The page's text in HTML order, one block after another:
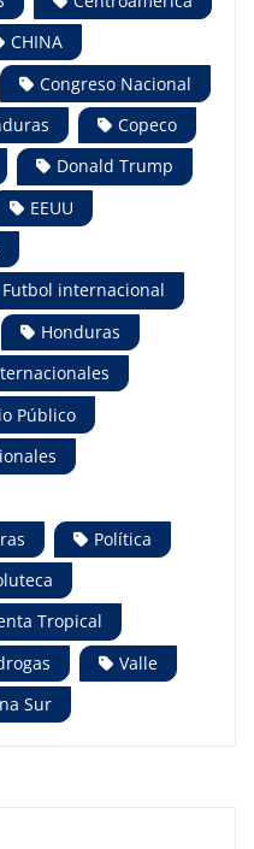
CHINA
Congreso Nacional
Copeco
Donald Trump
EEUU
Futbol internacional
Honduras
Público
Política
Tropical
Valle
Sur